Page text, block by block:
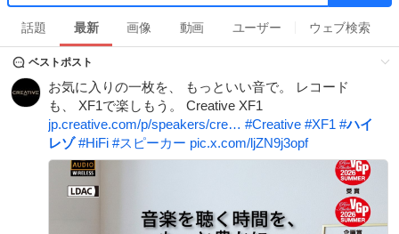
キ
ー
ワ
ド
消
話題 最新 画像 動画 ユーザー ウェブ検索
ベストポスト
お気に入りの一枚を、 もっといい音で。 レコード
も、 XF1で楽しもう。 Creative XF1
jp.creative.com/p/speakers/cre… #Creative #XF1 #ハイ
レゾ #HiFi #スピーカー pic.x.com/ljZN9j3opf